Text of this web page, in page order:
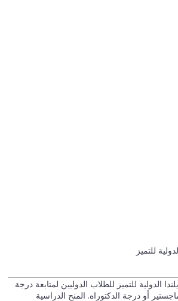
الدولية للتميز للطلاب الدوليين لمتابعة درجة
أو درجة الدكتوراه. المنح الدراسية